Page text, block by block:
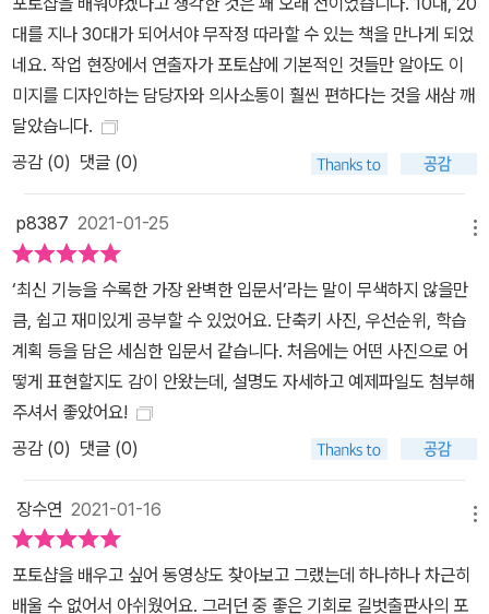
대를 지나 30대가 되어서야 무작정 따라할 수 있는 책을 만나게 되었
네요. 작업 현장에서 연출자가 포토샵에 기본적인 것들만 알아도 이
미지를 디자인하는 담당자와 의사소통이 훨씬 편하다는 것을 새삼 깨
달았습니다.
공감 (0) 댓글 (0)
p8387 2021-01-25
‘최신 기능을 수록한 가장 완벽한 입문서’라는 말이 무색하지 않을만
큼, 쉽고 재미있게 공부할 수 있었어요. 단축키 사진, 우선순위, 학습
계획 등을 담은 세심한 입문서 같습니다. 처음에는 어떤 사진으로 어
떻게 표현할지도 감이 안왔는데, 설명도 자세하고 예제파일도 첨부해
주셔서 좋았어요!
공감 (0) 댓글 (0)
장수연 2021-01-16
포토샵을 배우고 싶어 동영상도 찾아보고 그랬는데 하나하나 차근히
배울 수 없어서 아쉬웠어요. 그러던 중 좋은 기회로 길벗출판사의 포